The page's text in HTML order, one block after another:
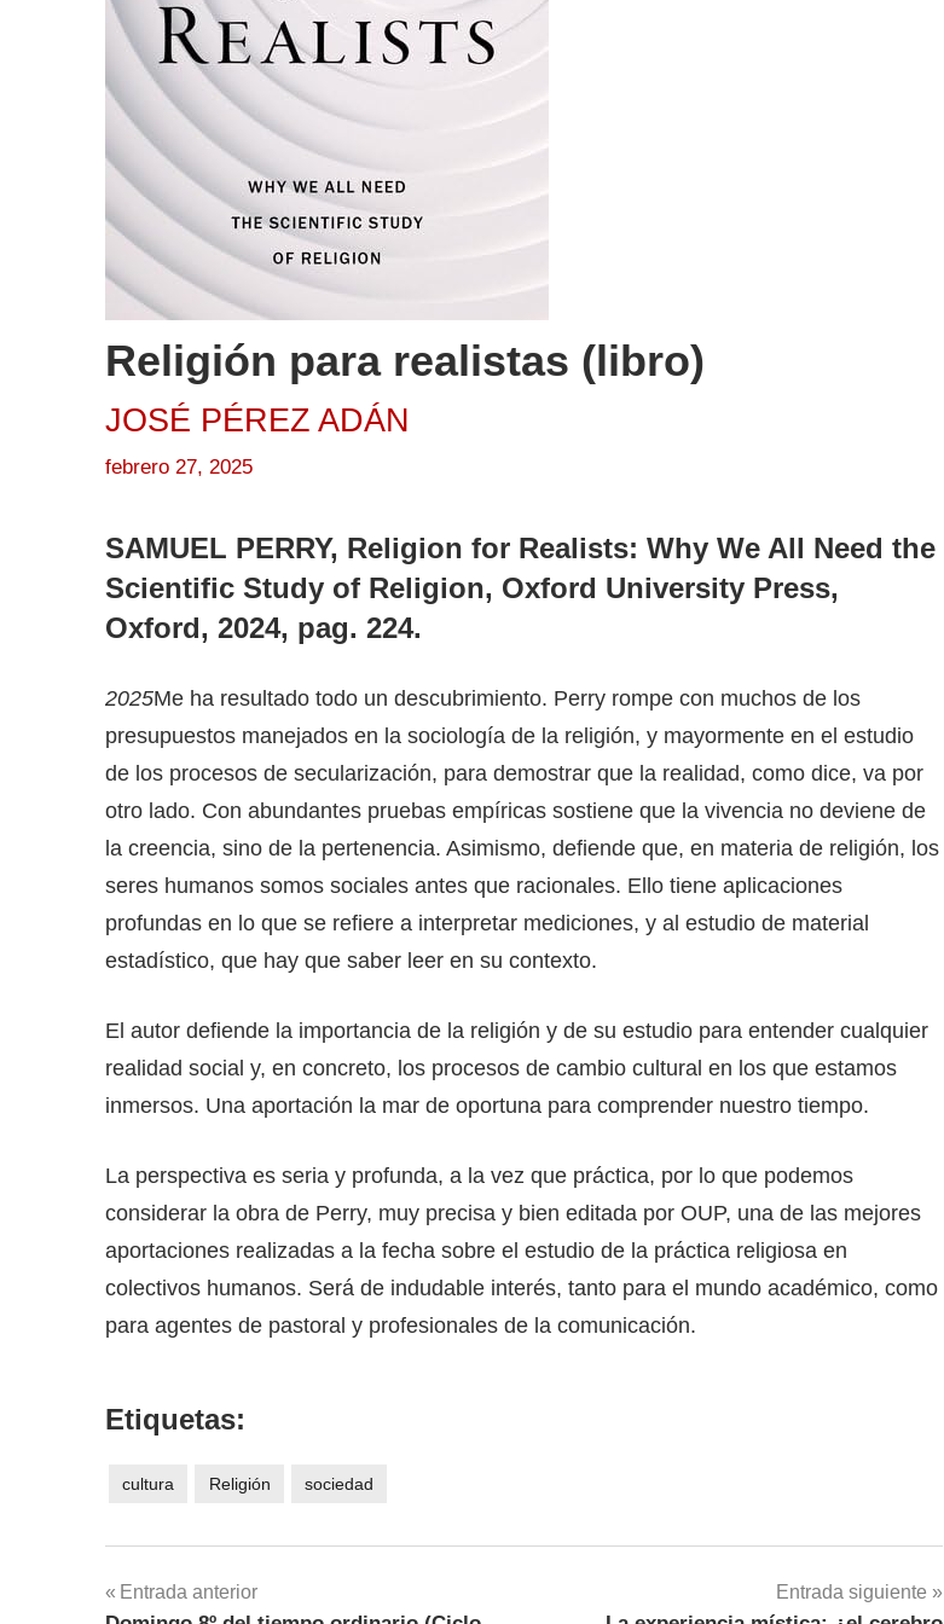
Religión para realistas (libro)
JOSÉ PÉREZ ADÁN
febrero 27, 2025
SAMUEL PERRY, Religion for Realists: Why We All Need the
Scientific Study of Religion, Oxford University Press,
Oxford, 2024, pag. 224.
2025Me ha resultado todo un descubrimiento. Perry rompe con muchos de los
presupuestos manejados en la sociología de la religión, y mayormente en el estudio
de los procesos de secularización, para demostrar que la realidad, como dice, va por
otro lado. Con abundantes pruebas empíricas sostiene que la vivencia no deviene de
la creencia, sino de la pertenencia. Asimismo, defiende que, en materia de religión, los
seres humanos somos sociales antes que racionales. Ello tiene aplicaciones
profundas en lo que se refiere a interpretar mediciones, y al estudio de material
estadístico, que hay que saber leer en su contexto.
El autor defiende la importancia de la religión y de su estudio para entender cualquier
realidad social y, en concreto, los procesos de cambio cultural en los que estamos
inmersos. Una aportación la mar de oportuna para comprender nuestro tiempo.
La perspectiva es seria y profunda, a la vez que práctica, por lo que podemos
considerar la obra de Perry, muy precisa y bien editada por OUP, una de las mejores
aportaciones realizadas a la fecha sobre el estudio de la práctica religiosa en
colectivos humanos. Será de indudable interés, tanto para el mundo académico, como
para agentes de pastoral y profesionales de la comunicación.
Etiquetas:
cultura Religión sociedad
Navegación
Entrada anterior Entrada siguiente